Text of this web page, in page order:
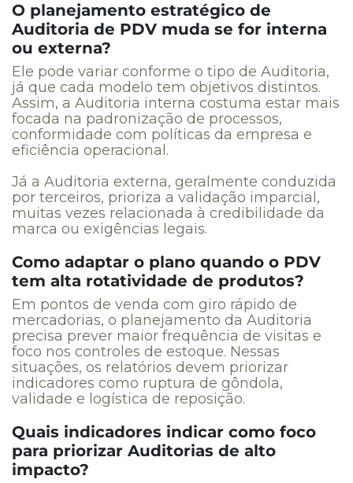
O planejamento estratégico de
Auditoria de PDV muda se for interna
ou externa?
Ele pode variar conforme o tipo de Auditoria,
já que cada modelo tem objetivos distintos.
Assim, a Auditoria interna costuma estar mais
focada na padronização de processos,
conformidade com políticas da empresa e
eficiência operacional.
Já a Auditoria externa, geralmente conduzida
por terceiros, prioriza a validação imparcial,
muitas vezes relacionada à credibilidade da
marca ou exigências legais.
Como adaptar o plano quando o PDV
tem alta rotatividade de produtos?
Em pontos de venda com giro rápido de
mercadorias, o planejamento da Auditoria
precisa prever maior frequência de visitas e
foco nos controles de estoque. Nessas
situações, os relatórios devem priorizar
indicadores como ruptura de gôndola,
validade e logística de reposição.
Quais indicadores indicar como foco
para priorizar Auditorias de alto
impacto?